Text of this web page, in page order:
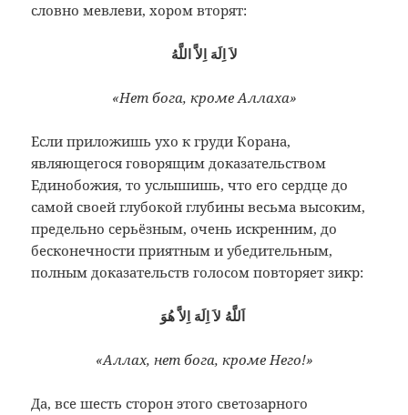
словно мевлеви, хором вторят:
لاَ اِلَهَ اِلاَّ اللَّهُ
«Нет бога, кроме Аллаха»
Если приложишь ухо к груди Корана,
являющегося говорящим доказательством
Единобожия, то услышишь, что его сердце до
самой своей глубокой глубины весьма высоким,
предельно серьёзным, очень искренним, до
бесконечности приятным и убедительным,
полным доказательств голосом повторяет зикр:
«Аллах, нет бога, кроме Него!»
Да, все шесть сторон этого светозарного